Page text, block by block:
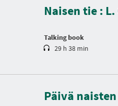
Naisen tie :
Talking book
t
i
n
29 h 38 min
Päivä
r
t
i